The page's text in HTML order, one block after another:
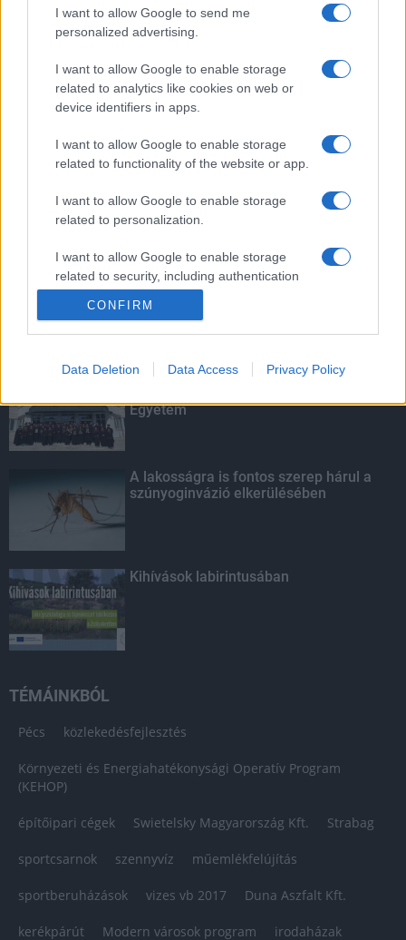
I want to allow Google to send me
personalized advertising.
I want to allow Google to enable storage
related to analytics like cookies on web or
device identifiers in apps.
I want to allow Google to enable storage
related to functionality of the website or app.
I want to allow Google to enable storage
related to personalization.
I want to allow Google to enable storage
related to security, including authentication
functionality and fraud prevention, and other
user protection.
CONFIRM
Data Deletion Data Access Privacy Policy
Szerdától rárajtolhatunk a jövő nyári
foci-Eb jegyeire
továbbképzésekkel erősít a Gál Ferenc
Egyetem
Tavaly 83,3 milliárd forint kutatás-
fizettek ki az NFKI Alapból
Kecskeméten is szakirányú
Egyetem
A lakosságra is fontos szerep hárul a
szúnyoginvázió elkerülésében
Kihívások labirintusában
TÉMÁINKBÓL
Pécs közlekedésfejlesztés
Környezeti és Energiahatékonysági Operatív Program
(KEHOP)
építőipari cégek Swietelsky Magyarország Kft. Strabag
sportcsarnok szennyvíz műemlékfelújítás
sportberuházások vizes vb 2017 Duna Aszfalt Kft.
kerékpárút Modern városok program irodaházak